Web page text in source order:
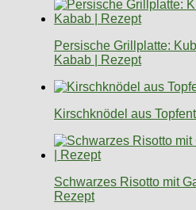
Persische Grillplatte:
Kabab | Rezept
Kirschknödel aus
Schwarzes Risotto mit
Rezept